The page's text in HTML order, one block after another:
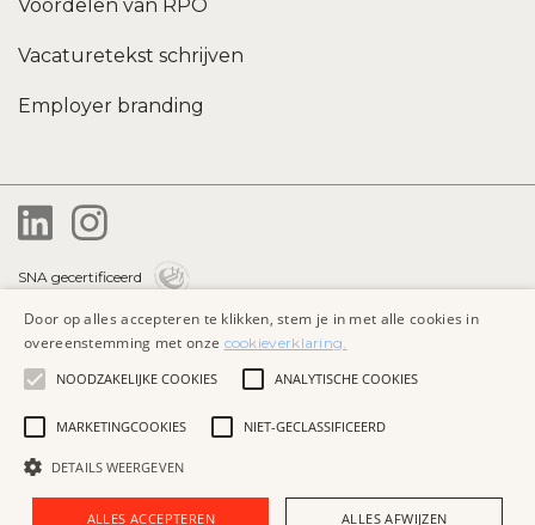
Voordelen van RPO
Vacaturetekst schrijven
Employer branding
SNA gecertificeerd
Privacybeleid
Cookieverklaring
Website by
Door op alles accepteren te klikken, stem je in met alle cookies in
overeenstemming met onze cookieverklaring.
NOODZAKELIJKE COOKIES
ANALYTISCHE COOKIES
MARKETINGCOOKIES NIET-GECLASSIFICEERD
DETAILS WEERGEVEN
ALLES ACCEPTEREN ALLES AFWIJZEN